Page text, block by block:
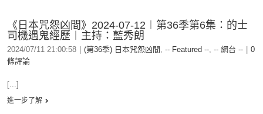
《日本咒怨凶間》2024-07-12︱第36季第6集：的士
司機遇鬼經歷︱主持：藍秀朗
2024/07/11 21:00:58 (第36季) 日本咒怨凶間 , -- Featured --, -- 網台 --
0
條評論
[...]
進一步了解